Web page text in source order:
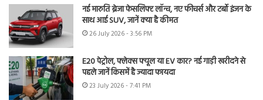
नई मारुति ब्रेजा फेसलिफ्ट लॉन्च, नए फीचर्स और टर्बो इंजन के
साथ आई SUV, जानें क्या है कीमत
26 July 2026 - 3:56 PM
E20 पेट्रोल, फ्लेक्स फ्यूल या EV कार? नई गाड़ी खरीदने से
पहले जानें किसमें है ज्यादा फायदा
23 July 2026 - 7:41 PM